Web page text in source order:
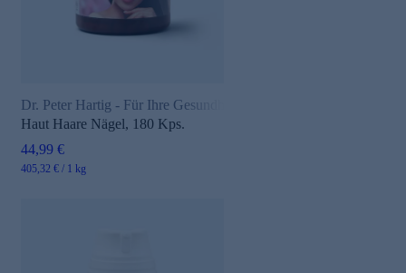
Dr. Peter Hartig - Für Ihre Gesundheit
Haut Haare Nägel, 180 Kps.
44,99 €
405,32 € / 1 kg